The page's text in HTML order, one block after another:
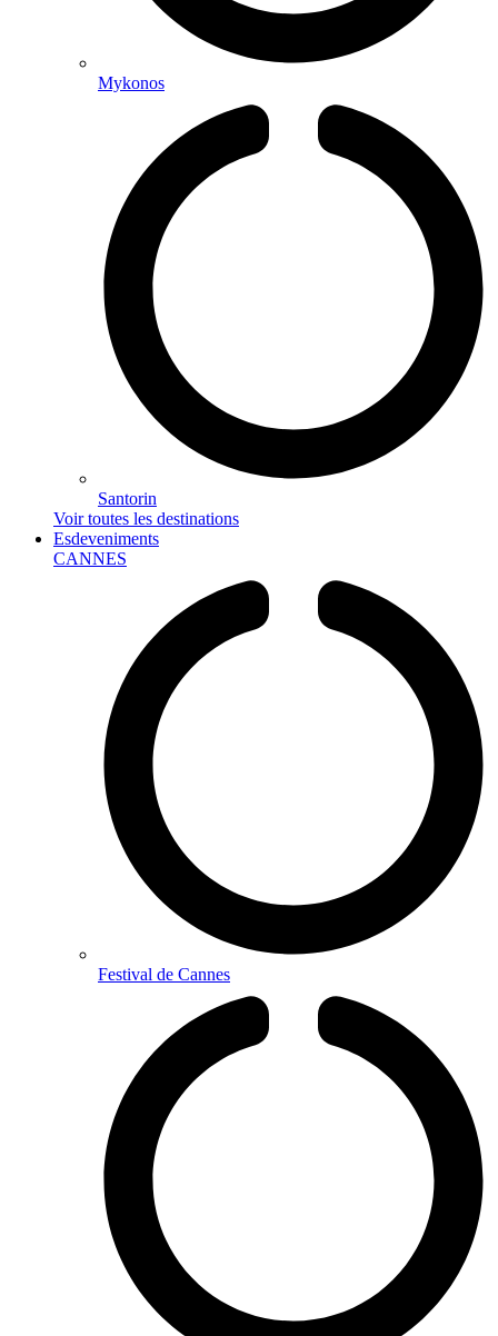
Mykonos
Santorin
Voir toutes les destinations
Esdeveniments
CANNES
Festival de Cannes